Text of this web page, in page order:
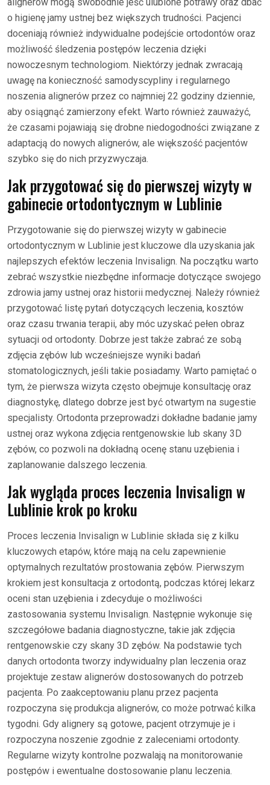
o higienę jamy ustnej bez większych trudności. Pacjenci
doceniają również indywidualne podejście ortodontów oraz
możliwość śledzenia postępów leczenia dzięki
nowoczesnym technologiom. Niektórzy jednak zwracają
uwagę na konieczność samodyscypliny i regularnego
noszenia alignerów przez co najmniej 22 godziny dziennie,
aby osiągnąć zamierzony efekt. Warto również zauważyć,
że czasami pojawiają się drobne niedogodności związane z
adaptacją do nowych alignerów, ale większość pacjentów
szybko się do nich przyzwyczaja.
Jak przygotować się do pierwszej wizyty w
gabinecie ortodontycznym w Lublinie
Przygotowanie się do pierwszej wizyty w gabinecie
ortodontycznym w Lublinie jest kluczowe dla uzyskania jak
najlepszych efektów leczenia Invisalign. Na początku warto
zebrać wszystkie niezbędne informacje dotyczące swojego
zdrowia jamy ustnej oraz historii medycznej. Należy również
przygotować listę pytań dotyczących leczenia, kosztów
oraz czasu trwania terapii, aby móc uzyskać pełen obraz
sytuacji od ortodonty. Dobrze jest także zabrać ze sobą
zdjęcia zębów lub wcześniejsze wyniki badań
stomatologicznych, jeśli takie posiadamy. Warto pamiętać o
tym, że pierwsza wizyta często obejmuje konsultację oraz
diagnostykę, dlatego dobrze jest być otwartym na sugestie
specjalisty. Ortodonta przeprowadzi dokładne badanie jamy
ustnej oraz wykona zdjęcia rentgenowskie lub skany 3D
zębów, co pozwoli na dokładną ocenę stanu uzębienia i
zaplanowanie dalszego leczenia.
Jak wygląda proces leczenia Invisalign w
Lublinie krok po kroku
Proces leczenia Invisalign w Lublinie składa się z kilku
kluczowych etapów, które mają na celu zapewnienie
optymalnych rezultatów prostowania zębów. Pierwszym
krokiem jest konsultacja z ortodontą, podczas której lekarz
oceni stan uzębienia i zdecyduje o możliwości
zastosowania systemu Invisalign. Następnie wykonuje się
szczegółowe badania diagnostyczne, takie jak zdjęcia
rentgenowskie czy skany 3D zębów. Na podstawie tych
danych ortodonta tworzy indywidualny plan leczenia oraz
projektuje zestaw alignerów dostosowanych do potrzeb
pacjenta. Po zaakceptowaniu planu przez pacjenta
rozpoczyna się produkcja alignerów, co może potrwać kilka
tygodni. Gdy alignery są gotowe, pacjent otrzymuje je i
rozpoczyna noszenie zgodnie z zaleceniami ortodonty.
Regularne wizyty kontrolne pozwalają na monitorowanie
postępów i ewentualne dostosowanie planu leczenia.